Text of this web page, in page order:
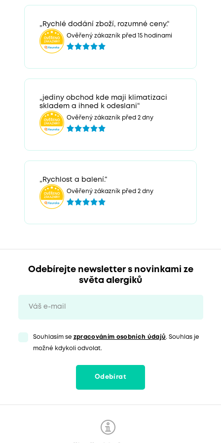
„Rychlé dodání zboží, rozumné ceny.“
Ověřený zákazník před 15 hodinami
„jediny obchod kde maji klimatizaci
skladem a ihned k odeslani“
Ověřený zákazník před 2 dny
„Rychlost a balení.“
Ověřený zákazník před 2 dny
Odebírejte newsletter s novinkami ze
světa alergiků
Souhlasím se zpracováním osobních údajů. Souhlas je
možné kdykoli odvolat.
Odebírat